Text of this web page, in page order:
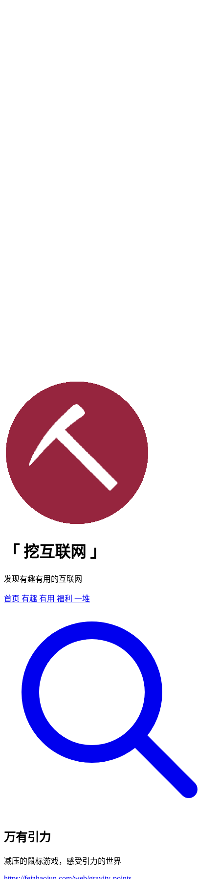
「 挖互联网 」
发现有趣有用的互联网
首页 有趣 有用 福利 一堆
万有引力
减压的鼠标游戏，感受引力的世界